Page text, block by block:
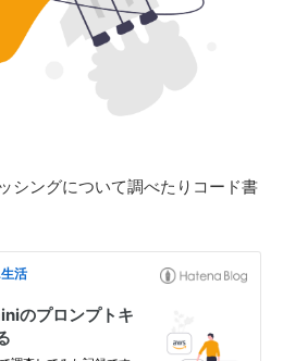
シングについて調べたりコード書